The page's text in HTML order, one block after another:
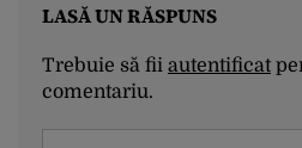
LASĂ UN RĂSPUNS
Trebuie să fii autentificat
comentariu.